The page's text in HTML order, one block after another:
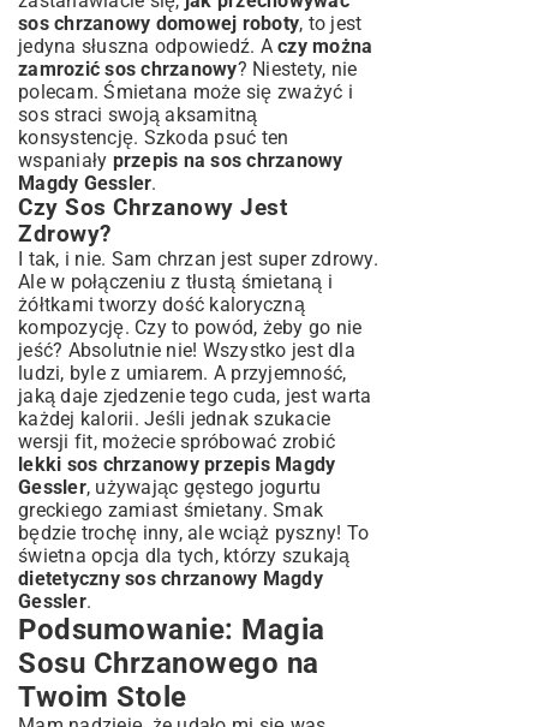
sos chrzanowy domowej roboty, to jest
jedyna słuszna odpowiedź. A czy można
zamrozić sos chrzanowy? Niestety, nie
polecam. Śmietana może się zważyć i
sos straci swoją aksamitną
konsystencję. Szkoda psuć ten
wspaniały przepis na sos chrzanowy
Magdy Gessler.
Czy Sos Chrzanowy Jest
Zdrowy?
I tak, i nie. Sam chrzan jest super zdrowy.
Ale w połączeniu z tłustą śmietaną i
żółtkami tworzy dość kaloryczną
kompozycję. Czy to powód, żeby go nie
jeść? Absolutnie nie! Wszystko jest dla
ludzi, byle z umiarem. A przyjemność,
jaką daje zjedzenie tego cuda, jest warta
każdej kalorii. Jeśli jednak szukacie
wersji fit, możecie spróbować zrobić
lekki sos chrzanowy przepis Magdy
Gessler, używając gęstego jogurtu
greckiego zamiast śmietany. Smak
będzie trochę inny, ale wciąż pyszny! To
świetna opcja dla tych, którzy szukają
dietetyczny sos chrzanowy Magdy
Gessler.
Podsumowanie: Magia
Sosu Chrzanowego na
Twoim Stole